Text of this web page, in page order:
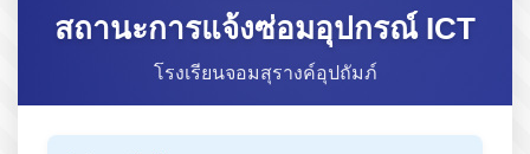
สถานะการแจ้งซ่อมอุปกรณ์ ICT
โรงเรียนจอมสุรางค์อุปถัมภ์